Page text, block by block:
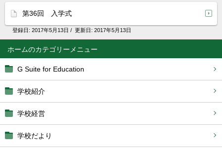
ホーム
G Suite for Education
学校紹介
学校経営
学校だより
第36回 入学式
登録日: 2017年5月13日 / 更新日: 2017年5月13日